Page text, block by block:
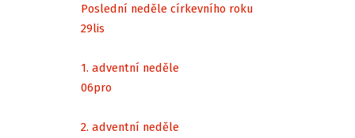
Poslední neděle církevního roku
29lis
1. adventní neděle
06pro
2. adventní neděle